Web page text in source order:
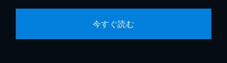
今すぐ読む